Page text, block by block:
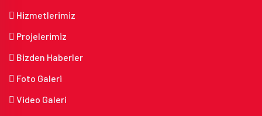
Hizmetlerimiz
Projelerimiz
Bizden Haberler
Foto Galeri
Video Galeri